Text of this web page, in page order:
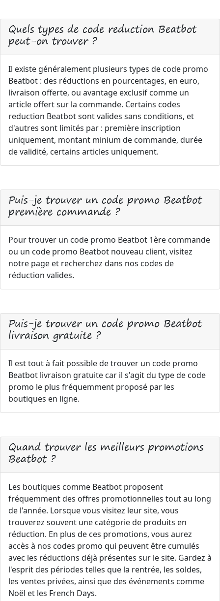
Quels types de code reduction Beatbot
peut-on trouver ?
Il existe généralement plusieurs types de code promo
Beatbot : des réductions en pourcentages, en euro,
livraison offerte, ou avantage exclusif comme un
article offert sur la commande. Certains codes
reduction Beatbot sont valides sans conditions, et
d'autres sont limités par : première inscription
uniquement, montant minium de commande, durée
de validité, certains articles uniquement.
Puis-je trouver un code promo Beatbot
première commande ?
Pour trouver un code promo Beatbot 1ère commande
ou un code promo Beatbot nouveau client, visitez
notre page et recherchez dans nos codes de
réduction valides.
Puis-je trouver un code promo Beatbot
livraison gratuite ?
Il est tout à fait possible de trouver un code promo
Beatbot livraison gratuite car il s'agit du type de code
promo le plus fréquemment proposé par les
boutiques en ligne.
Quand trouver les meilleurs promotions
Beatbot ?
Les boutiques comme Beatbot proposent
fréquemment des offres promotionnelles tout au long
de l'année. Lorsque vous visitez leur site, vous
trouverez souvent une catégorie de produits en
réduction. En plus de ces promotions, vous aurez
accès à nos codes promo qui peuvent être cumulés
avec les réductions déjà présentes sur le site. Gardez à
l'esprit des périodes telles que la rentrée, les soldes,
les ventes privées, ainsi que des événements comme
Noël et les French Days.